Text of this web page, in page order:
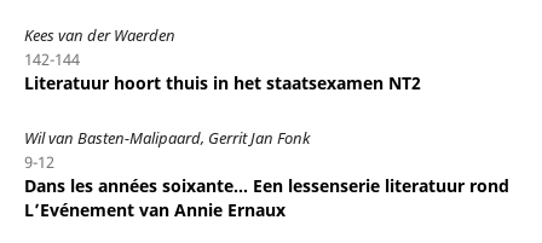
Kees van der Waerden
142-144
Literatuur hoort thuis in het staatsexamen NT2
Wil van Basten-Malipaard, Gerrit Jan Fonk
9-12
Dans les années soixante… Een lessenserie literatuur rond
L’Evénement van Annie Ernaux